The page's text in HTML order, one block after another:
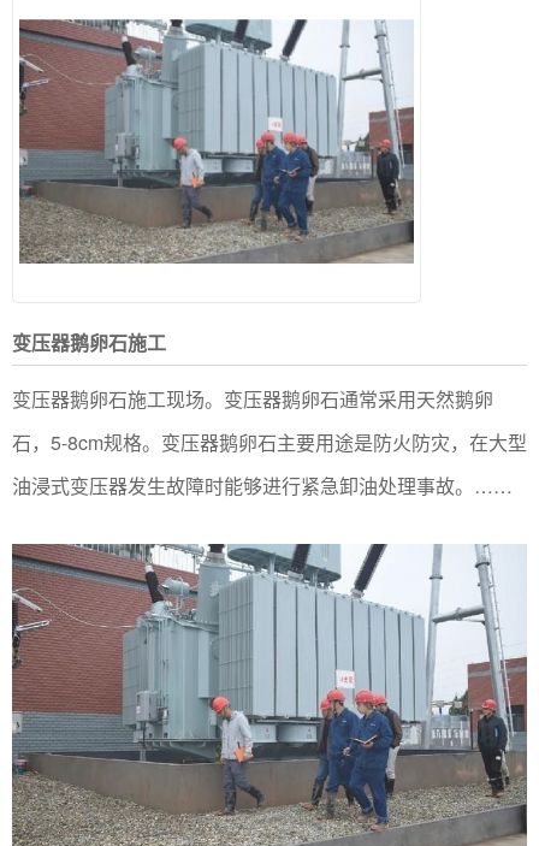
变压器鹅卵石施工
变压器鹅卵石施工现场。变压器鹅卵石通常采用天然鹅卵
石，5-8cm规格。变压器鹅卵石主要用途是防火防灾，在大型
油浸式变压器发生故障时能够进行紧急卸油处理事故。……